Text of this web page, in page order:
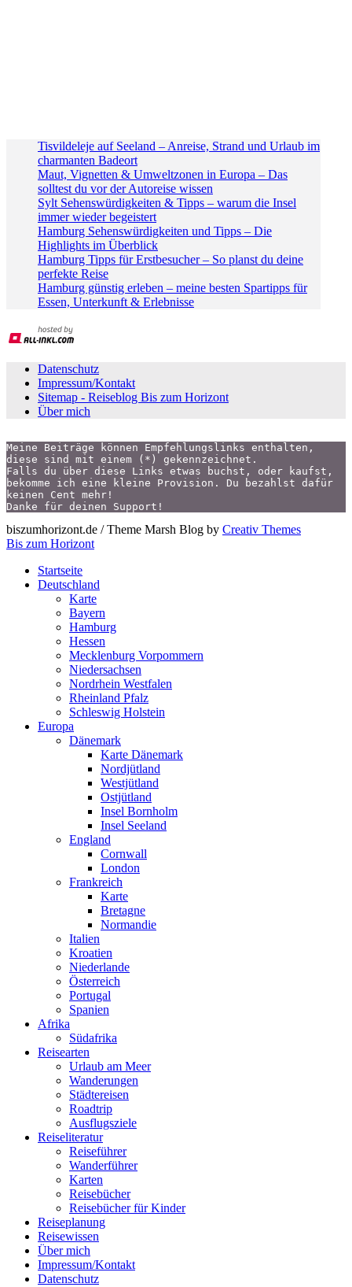
Follow me on Instagram
Tisvildeleje auf Seeland – Anreise, Strand und Urlaub im
charmanten Badeort
Maut, Vignetten & Umweltzonen in Europa – Das
solltest du vor der Autoreise wissen
Sylt Sehenswürdigkeiten & Tipps – warum die Insel
immer wieder begeistert
Hamburg Sehenswürdigkeiten und Tipps – Die
Highlights im Überblick
Hamburg Tipps für Erstbesucher – So planst du deine
perfekte Reise
Hamburg günstig erleben – meine besten Spartipps für
Essen, Unterkunft & Erlebnisse
Datenschutz
Impressum/Kontakt
Sitemap - Reiseblog Bis zum Horizont
Über mich
Meine Beiträge können Empfehlungslinks enthalten,
diese sind mit einem (*) gekennzeichnet.
Falls du über diese Links etwas buchst, oder kaufst,
bekomme ich eine kleine Provision. Du bezahlst dafür
keinen Cent mehr!
Danke für deinen Support!
biszumhorizont.de / Theme Marsh Blog by Creativ Themes
Bis zum Horizont
Startseite
Deutschland
Karte
Bayern
Hamburg
Hessen
Mecklenburg Vorpommern
Niedersachsen
Nordrhein Westfalen
Rheinland Pfalz
Schleswig Holstein
Europa
Dänemark
Karte Dänemark
Nordjütland
Westjütland
Ostjütland
Insel Bornholm
Insel Seeland
England
Cornwall
London
Frankreich
Karte
Bretagne
Normandie
Italien
Kroatien
Niederlande
Österreich
Portugal
Spanien
Afrika
Südafrika
Reisearten
Urlaub am Meer
Wanderungen
Städtereisen
Roadtrip
Ausflugsziele
Reiseliteratur
Reiseführer
Wanderführer
Karten
Reisebücher
Reisebücher für Kinder
Reiseplanung
Reisewissen
Über mich
Impressum/Kontakt
Datenschutz